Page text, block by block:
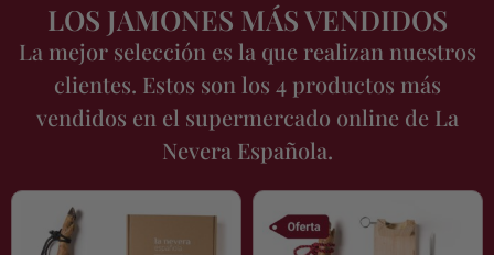
LOS JAMONES MÁS VENDIDOS
La mejor selección es la que realizan nuestros
clientes. Estos son los 4 productos más
vendidos en el supermercado online de La
Nevera Española.
precio
precio